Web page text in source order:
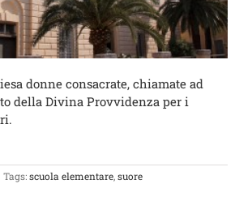
donne consacrate, chiamate ad
della Divina Provvidenza per i
Tags:scuola elementare,suore